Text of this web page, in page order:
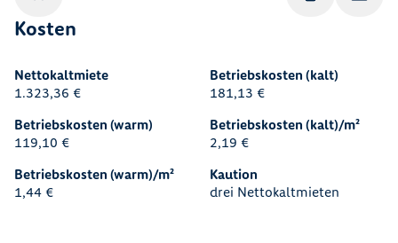
Kosten
Nettokaltmiete
1.323,36 €
Betriebskosten (kalt)
181,13 €
Betriebskosten (warm)
119,10 €
Betriebskosten (kalt)/m²
2,19 €
Betriebskosten (warm)/m²
1,44 €
Kaution
drei Nettokaltmieten